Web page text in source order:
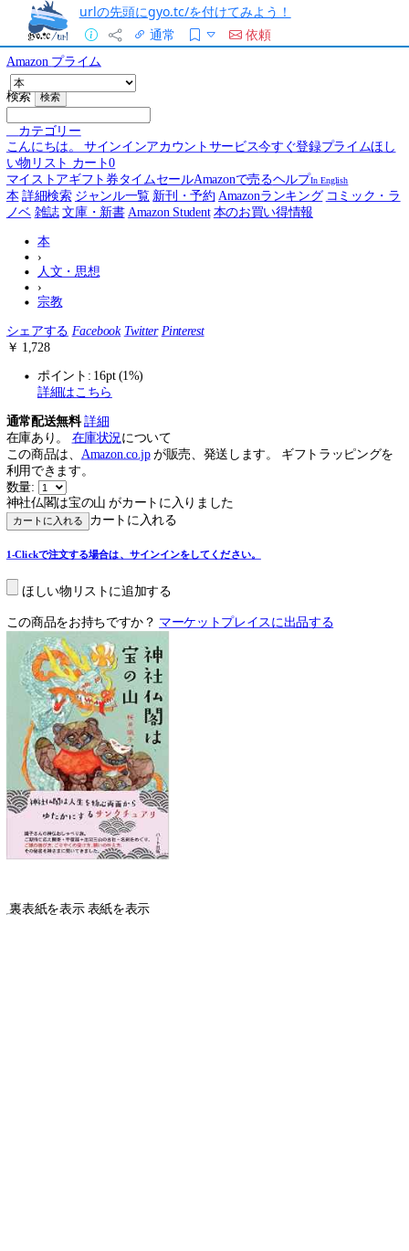
urlの先頭にgyo.tc/を付けてみよう！
通常
依頼